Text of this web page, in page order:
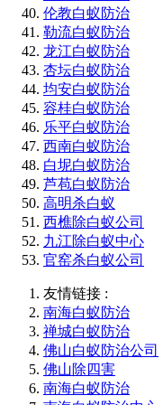
伦教白蚁防治
勒流白蚁防治
龙江白蚁防治
杏坛白蚁防治
均安白蚁防治
容桂白蚁防治
乐平白蚁防治
西南白蚁防治
白坭白蚁防治
芦苞白蚁防治
高明杀白蚁
西樵除白蚁公司
九江除白蚁中心
官窑杀白蚁公司
友情链接 :
南海白蚁防治
禅城白蚁防治
佛山白蚁防治公司
佛山除四害
南海白蚁防治